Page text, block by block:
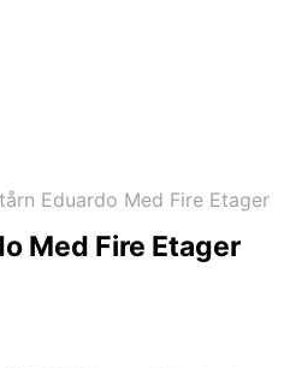
Eduardo Med Fire Etager
Med Fire Etager